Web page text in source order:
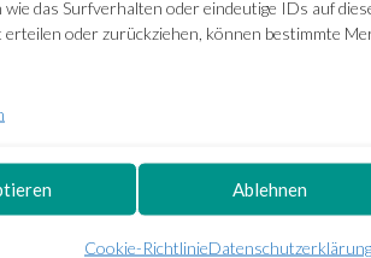
das Surfverhalten oder eindeutige IDs auf
oder zurückziehen, können bestimmte
Ablehnen
Cookie-RichtlinieDatenschutzerklärung